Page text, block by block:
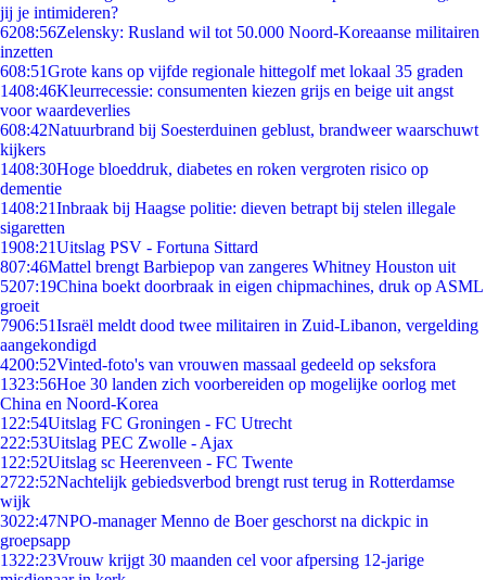
jij je intimideren?
6208:56Zelensky: Rusland wil tot 50.000 Noord-Koreaanse militairen
inzetten
608:51Grote kans op vijfde regionale hittegolf met lokaal 35 graden
1408:46Kleurrecessie: consumenten kiezen grijs en beige uit angst
voor waardeverlies
608:42Natuurbrand bij Soesterduinen geblust, brandweer waarschuwt
kijkers
1408:30Hoge bloeddruk, diabetes en roken vergroten risico op
dementie
1408:21Inbraak bij Haagse politie: dieven betrapt bij stelen illegale
sigaretten
1908:21Uitslag PSV - Fortuna Sittard
807:46Mattel brengt Barbiepop van zangeres Whitney Houston uit
5207:19China boekt doorbraak in eigen chipmachines, druk op ASML
groeit
7906:51Israël meldt dood twee militairen in Zuid-Libanon, vergelding
aangekondigd
4200:52Vinted-foto's van vrouwen massaal gedeeld op seksfora
1323:56Hoe 30 landen zich voorbereiden op mogelijke oorlog met
China en Noord-Korea
1 22:54Uitslag FC Groningen - FC Utrecht
222:53Uitslag PEC Zwolle - Ajax
1 22:52Uitslag sc Heerenveen - FC Twente
2722:52Nachtelijk gebiedsverbod brengt rust terug in Rotterdamse
wijk
3022:47NPO-manager Menno de Boer geschorst na dickpic in
groepsapp
1322:23Vrouw krijgt 30 maanden cel voor afpersing 12-jarige